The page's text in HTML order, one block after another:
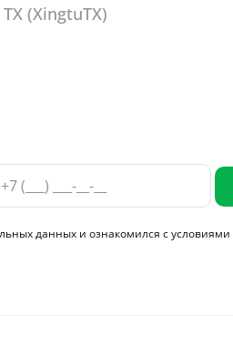
(XingtuTX)
данных и ознакомился с условиями